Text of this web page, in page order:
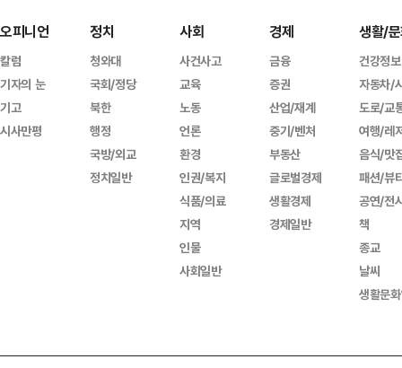
오피니언
칼럼
기자의 눈
기고
시사만평
정치
청와대
국회/정당
북한
행정
국방/외교
정치일반
사회
사건사고
교육
노동
언론
환경
인권/복지
식품/의료
지역
인물
사회일반
경제
금융
증권
산업/재계
중기/벤처
부동산
글로벌경제
생활경제
경제일반
생활/
건강정보
자동차/
도로/교
여행/레
음식/맛
패션/뷰
공연/전
책
종교
날씨
생활문